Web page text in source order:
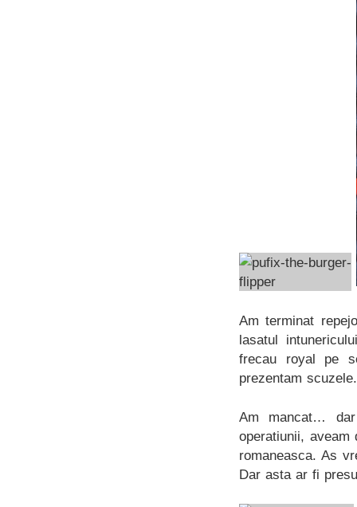
Am terminat
lasatul
frecau royal pe
prezentam scuzele.
Am mancat…
operatiunii,
romaneasca. As
Dar asta ar fi